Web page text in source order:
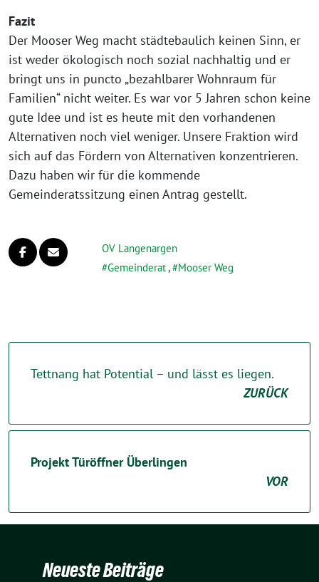
Fazit
Der Mooser Weg macht städ­te­bau­lich kei­nen Sinn, er
ist weder öko­lo­gisch noch sozi­al nach­hal­tig und er
bringt uns in punc­to „bezahl­ba­rer Wohnraum für
Familien“ nicht wei­ter. Es war vor 5 Jahren schon kei­ne
gute Idee und ist es heu­te mit den vor­han­de­nen
Alternativen noch viel weni­ger. Unsere Fraktion wird
sich auf das Fördern von Alternativen kon­zen­trie­ren.
Dazu haben wir für die kom­men­de
Gemeinderatssitzung einen Antrag gestellt.
OV Langenargen
Gemeinderat, Mooser Weg
Tettnang hat Potential – und lässt es liegen.
ZURÜCK
Projekt Türöffner Überlingen
VOR
Neueste Beiträge